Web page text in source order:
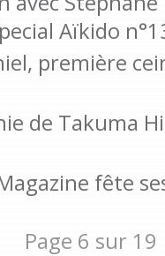
Aïkido
première
de Takuma
fête
Page 6 sur 19